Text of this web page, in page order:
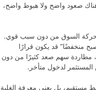
هناك صعود واضح ولا هبوط واضح،
حركة السوق من دون سبب قوي.
منخفضًا” قد يكون قرارًا
مطاردة سهم صعد كثيرًا من دون
المستثمر لدخول متأخر.
مستقيم، بل يعني معرفة الغلبة